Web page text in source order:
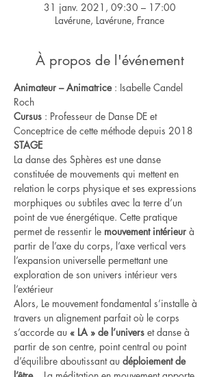
31 janv. 2021, 09:30 – 17:00
Lavérune, Lavérune, France
À propos de l'événement
Animateur – Animatrice : Isabelle Candel
Roch
Cursus : Professeur de Danse DE et
Conceptrice de cette méthode depuis 2018
STAGE
La danse des Sphères est une danse
constituée de mouvements qui mettent en
relation le corps physique et ses expressions
morphiques ou subtiles avec la terre d’un
point de vue énergétique. Cette pratique
permet de ressentir le mouvement intérieur à
partir de l’axe du corps, l’axe vertical vers
l’expansion universelle permettant une
exploration de son univers intérieur vers
l’extérieur
Alors, Le mouvement fondamental s’installe à
travers un alignement parfait où le corps
s’accorde au « LA » de l’univers et danse à
partir de son centre, point central ou point
d’équilibre aboutissant au déploiement de